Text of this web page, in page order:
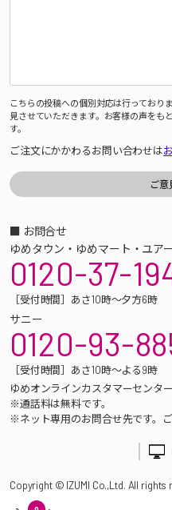
こちらの投稿への個別対応は行っており
見させていただきます。お客様の声をも
す。
ご注文にかかわるお問い合わせは
■ お問合せ
ゆめタウン・ゆめマート・ユア
0120-37-
［受付時間］あさ10時～夕方6時
サニー
0120-93-
［受付時間］あさ10時～よる9時
ゆめオンラインカスタマーセンター
※通話料は無料です。
※ネット専用のお問合せ先です。
Copyright © IZUMI Co.,Ltd. All rights